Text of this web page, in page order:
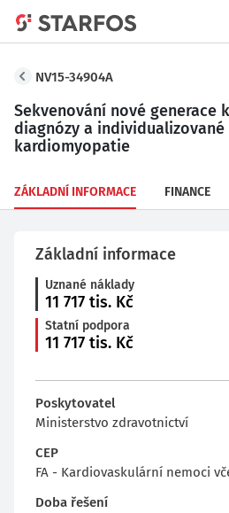
NV15-34904A
Sekvenování nové generace
diagnózy a
kardiomyopatie
ZÁKLADNÍ INFORMACE FINANCE
Základní informace
Uznané náklady
11 717 tis. Kč
Statní podpora
11 717 tis. Kč
Poskytovatel
Ministerstvo zdravotnictví
CEP
FA - Kardiovaskulární nemoci
Doba řešení